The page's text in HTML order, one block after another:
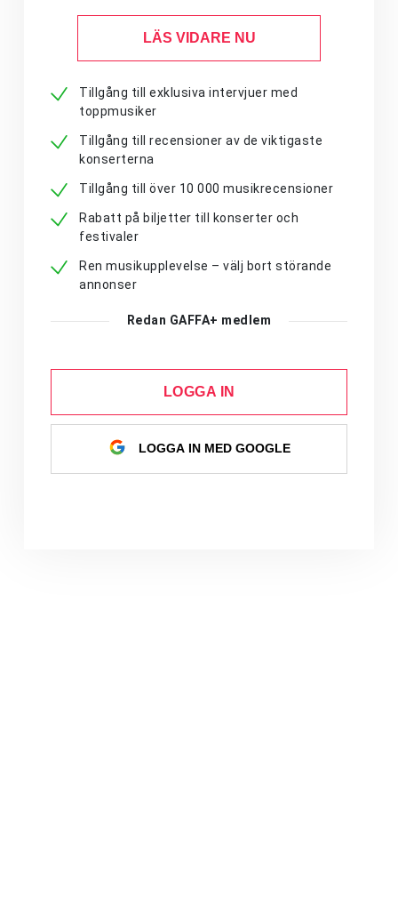
LÄS VIDARE NU
Tillgång till exklusiva intervjuer med
toppmusiker
Tillgång till recensioner av de viktigaste
konserterna
Tillgång till över 10 000 musikrecensioner
Rabatt på biljetter till konserter och
festivaler
Ren musikupplevelse – välj bort störande
annonser
Redan GAFFA+ medlem
LOGGA IN
LOGGA IN MED GOOGLE